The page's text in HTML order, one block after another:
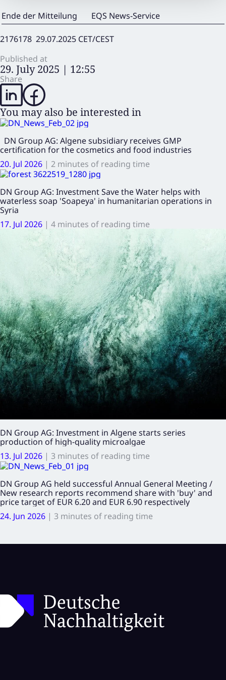
Ende der Mitteilung EQS News-Service
2176178 29.07.2025 CET/CEST
Published at
29. July 2025 | 12:55
Share
You may also be interested in
DN Group AG: Algene subsidiary receives GMP
certification for the cosmetics and food industries
20. Jul 2026 | 2 minutes of reading time
DN Group AG: Investment Save the Water helps with
waterless soap 'Soapeya' in humanitarian operations in
Syria
17. Jul 2026 | 4 minutes of reading time
DN Group AG: Investment in Algene starts series
production of high-quality microalgae
13. Jul 2026 | 3 minutes of reading time
DN Group AG held successful Annual General Meeting /
New research reports recommend share with 'buy' and
price target of EUR 6.20 and EUR 6.90 respectively
24. Jun 2026 | 3 minutes of reading time